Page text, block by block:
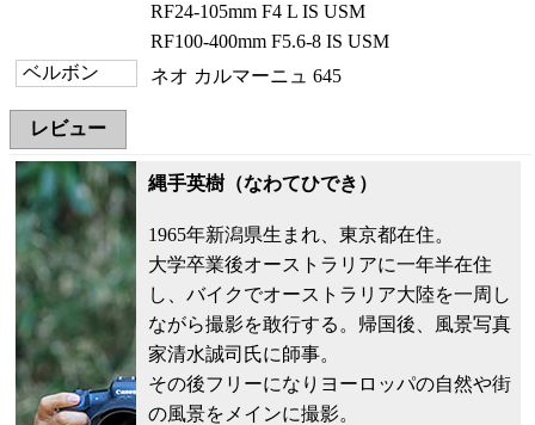
RF24-105mm F4 L IS USM
RF100-400mm F5.6-8 IS USM
ベルボン
ネオ カルマーニュ 645
レビュー
縄手英樹（なわてひでき）
1965年新潟県生まれ、東京都在住。
大学卒業後オーストラリアに一年半在住
し、バイクでオーストラリア大陸を一周し
ながら撮影を敢行する。帰国後、風景写真
家清水誠司氏に師事。
その後フリーになりヨーロッパの自然や街
の風景をメインに撮影。